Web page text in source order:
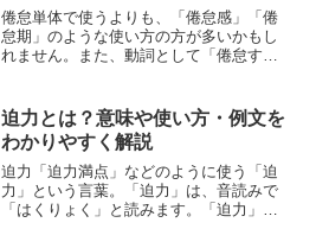
倦怠単体で使うよりも、「倦怠感」「倦
怠期」のような使い方の方が多いかもし
れません。また、動詞として「倦怠す
いずれも大切なSOSのサイン。この記事
では「倦怠」の意味や使い...
迫力とは？意味や使い方・例文を
わかりやすく解説
迫力「迫力満点」などのように使う「迫
力」という言葉。「迫力」は、音読みで
「はくりょく」と読みます。「迫力」と